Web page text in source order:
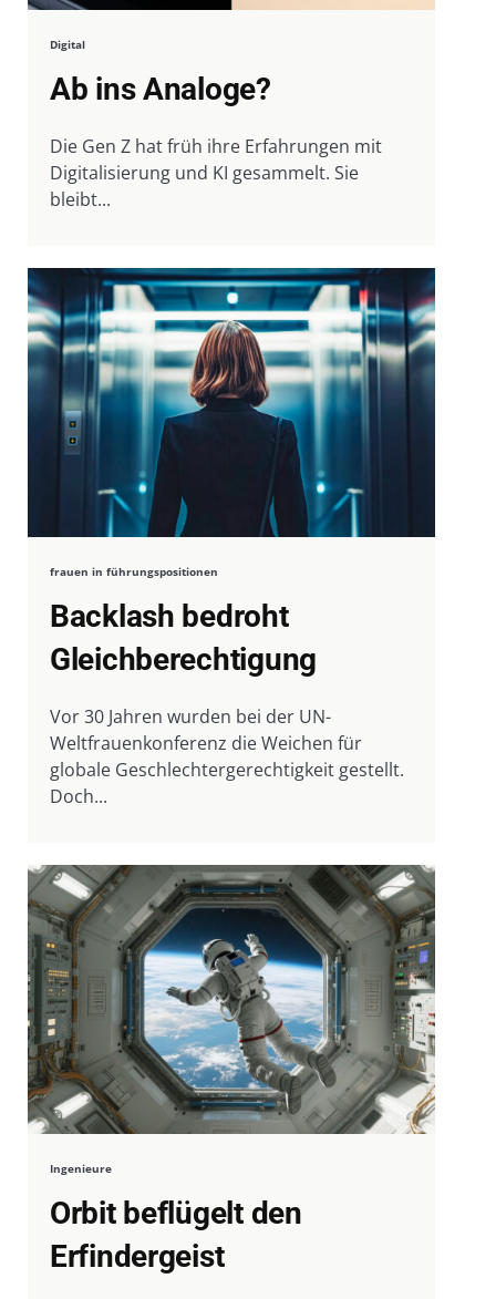
Digital
Ab ins Analoge?
Die Gen Z hat früh ihre Erfahrungen mit
Digitalisierung und KI gesammelt. Sie
bleibt...
frauen in führungspositionen
Backlash bedroht
Gleichberechtigung
Vor 30 Jahren wurden bei der UN-
Weltfrauenkonferenz die Weichen für
globale Geschlechtergerechtigkeit gestellt.
Doch...
Ingenieure
Orbit beflügelt den
Erfindergeist